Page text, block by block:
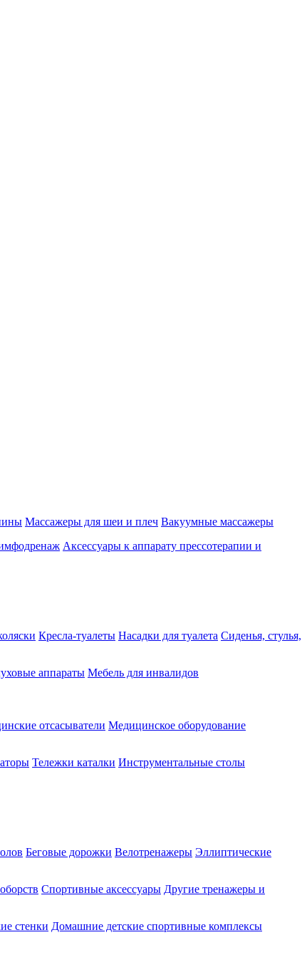
Массажеры для шеи и плеч Вакуумные массажеры
Аксессуары к аппарату прессотерапии и
Кресла-туалеты Насадки для туалета Сиденья, стулья,
аппараты Мебель для инвалидов
отсасыватели Медицинское оборудование
Тележки каталки Инструментальные столы
Беговые дорожки Велотренажеры Эллиптические
Спортивные аксессуары Другие тренажеры и
стенки Домашние детские спортивные комплексы